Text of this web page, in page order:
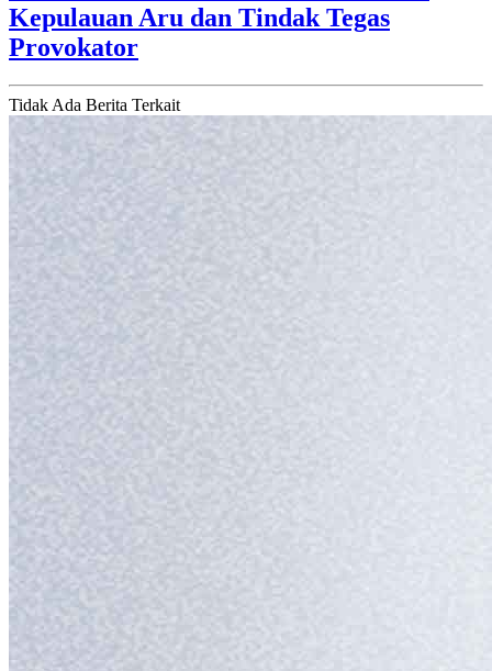
Kepulauan Aru dan Tindak Tegas
Provokator
Tidak Ada Berita Terkait